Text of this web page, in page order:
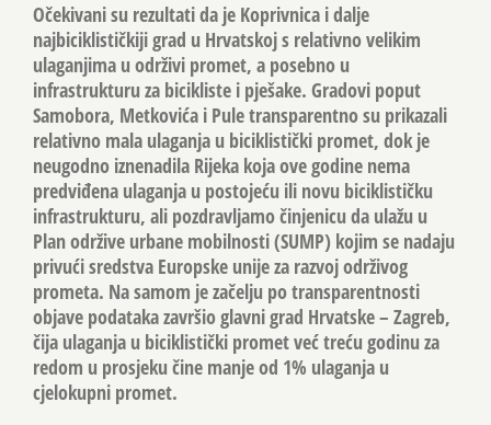
Očekivani su rezultati da je Koprivnica i dalje
najbiciklističkiji grad u Hrvatskoj s relativno velikim
ulaganjima u održivi promet, a posebno u
infrastrukturu za bicikliste i pješake. Gradovi poput
Samobora, Metkovića i Pule transparentno su prikazali
relativno mala ulaganja u biciklistički promet, dok je
neugodno iznenadila Rijeka koja ove godine nema
predviđena ulaganja u postojeću ili novu biciklističku
infrastrukturu, ali pozdravljamo činjenicu da ulažu u
Plan održive urbane mobilnosti (SUMP) kojim se nadaju
privući sredstva Europske unije za razvoj održivog
prometa. Na samom je začelju po transparentnosti
objave podataka završio glavni grad Hrvatske – Zagreb,
čija ulaganja u biciklistički promet već treću godinu za
redom u prosjeku čine manje od 1% ulaganja u
cjelokupni promet.